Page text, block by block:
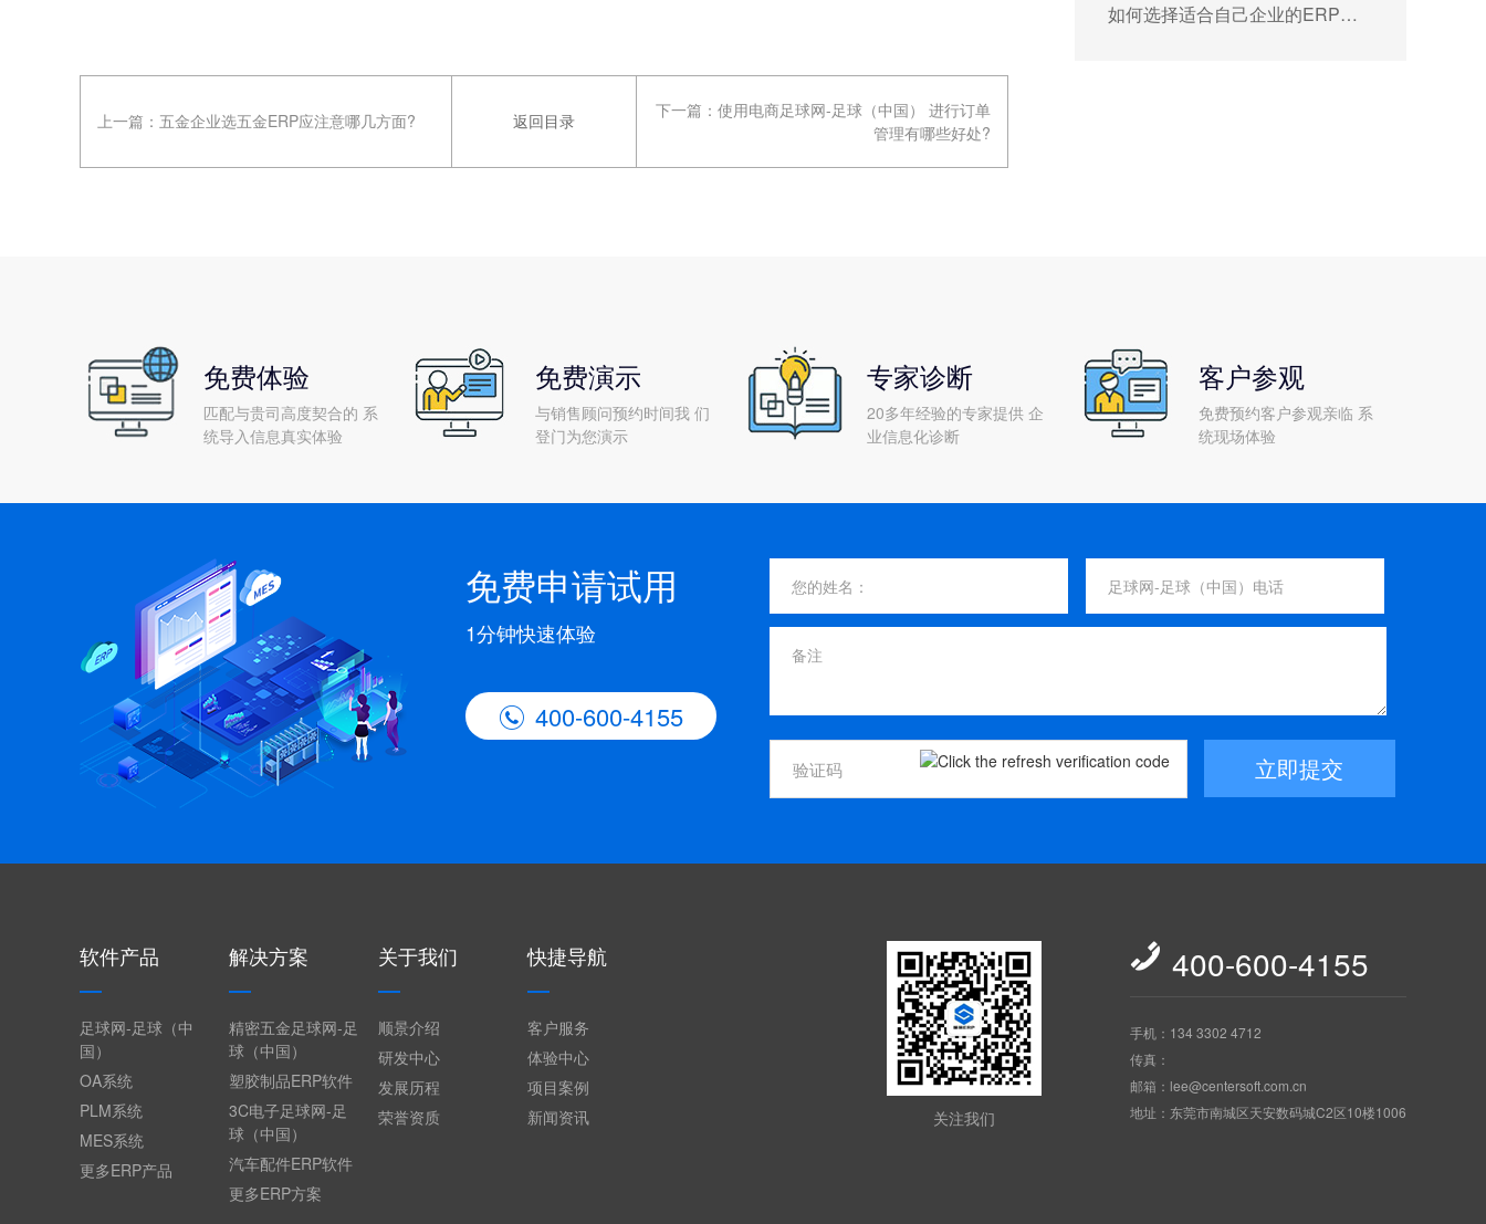
上一篇： 五金企业选五金ERP应注意哪几方面? 返回目录 下一篇： 使用电商足球网-足球（中国） 进行订单
管理有哪些好处?
如何选择适合自己企业的ERP软件?
免费体验
匹配与贵司高度契合的 系
统导入信息真实体验
免费演示
与销售顾问预约时间我 们
登门为您演示
专家诊断
20多年经验的专家提供 企
业信息化诊断
客户参观
免费预约客户参观亲临 系
统现场体验
免费申请试用
1分钟快速体验
 400-600-4155
立即提交
软件产品
足球网-足球（中
国）
OA系统
PLM系统
MES系统
更多ERP产品
解决方案
精密五金足球网-足
球（中国）
塑胶制品ERP软件
3C电子足球网-足
球（中国）
汽车配件ERP软件
更多ERP方案
关于我们
顺景介绍
研发中心
发展历程
荣誉资质
快捷导航
客户服务
体验中心
项目案例
新闻资讯
 400-600-4155
手机：134 3302 4712
传真：
邮箱：lee@centersoft.com.cn
地址：东莞市南城区天安数码城C2区10楼1006
关注我们